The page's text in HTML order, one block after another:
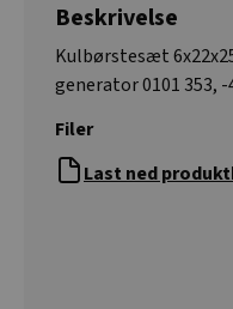
Beskrivelse
Kulbørstesæt
generator 0101 353, -
Filer
Last ned